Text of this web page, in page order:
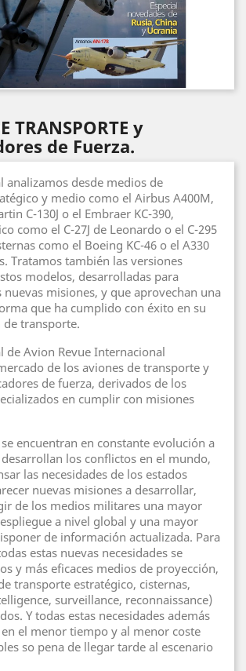
TRANSPORTE y
de Fuerza.
analizamos desde medios de
y medio como el Airbus A400M,
C-130J o el Embraer KC-390,
como el C-27J de Leonardo o el C-295
como el Boeing KC-46 o el A330
Tratamos también las versiones
modelos, desarrolladas para
misiones, y que aprovechan una
que ha cumplido con éxito en su
transporte.
de Avion Revue Internacional
de los aviones de transporte y
de fuerza, derivados de los
en cumplir con misiones
encuentran en constante evolución a
los conflictos en el mundo,
las necesidades de los estados
nuevas misiones a desarrollar,
de los medios militares una mayor
a nivel global y una mayor
de información actualizada. Para
estas nuevas necesidades se
y más eficaces medios de proyección,
transporte estratégico, cisternas,
surveillance, reconnaissance)
Y todas estas necesidades además
en el menor tiempo y al menor coste
so pena de llegar tarde al escenario